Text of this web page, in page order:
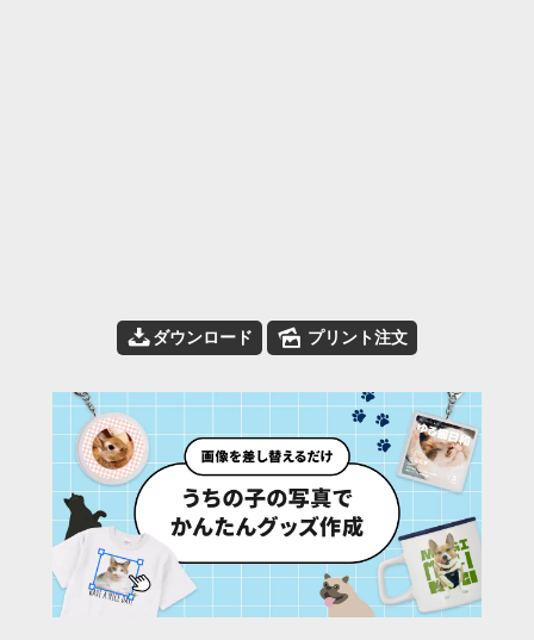
📥ダウンロード 🌄 プリント注文